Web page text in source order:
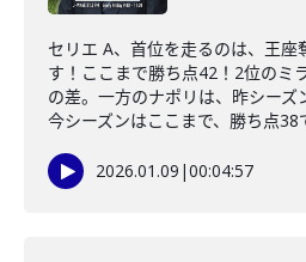
セリエ A、首位を走るのは、王座
す！ここまで勝ち点42！2位
の差。一方のナポリは、昨シーズ
今シーズンはここまで、勝ち点38
2026.01.09 |00:04:57